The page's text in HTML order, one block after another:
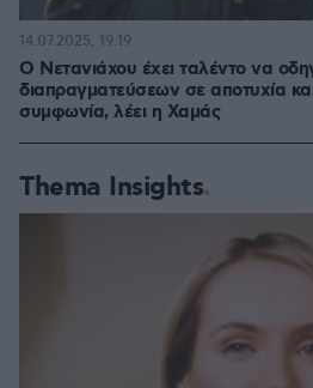
Ο Νετανιάχου έχει ταλέντο να
διαπραγματεύσεων σε αποτυχία
συμφωνία, λέει η Χαμάς
14.07.2025, 19:19
Thema Insights